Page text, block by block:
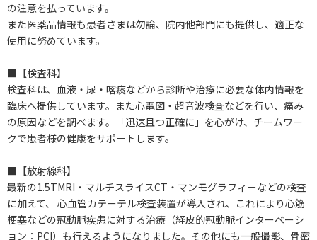
の注意を払っています。
また医薬品情報も患者さまは勿論、院内他部門にも提供し、適正な
使用に努めています。
■【検査科】
検査科は、血液・尿・喀痰などから診断や治療に必要な体内情報を
臨床へ提供しています。また心電図・超音波検査などを行い、痛み
の原因などを調べます。「迅速且つ正確に」を心がけ、チームワー
クで患者様の健康をサポートします。
■【放射線科】
最新の1.5TMRI・マルチスライスCT・マンモグラフィ－などの検査
に加えて、 心血管カテーテル検査装置が導入され、これにより心筋
梗塞などの冠動脈疾患に対する治療（経皮的冠動脈インターベーシ
ョン：PCI）も行えるようになりました。その他にも一般撮影、骨密